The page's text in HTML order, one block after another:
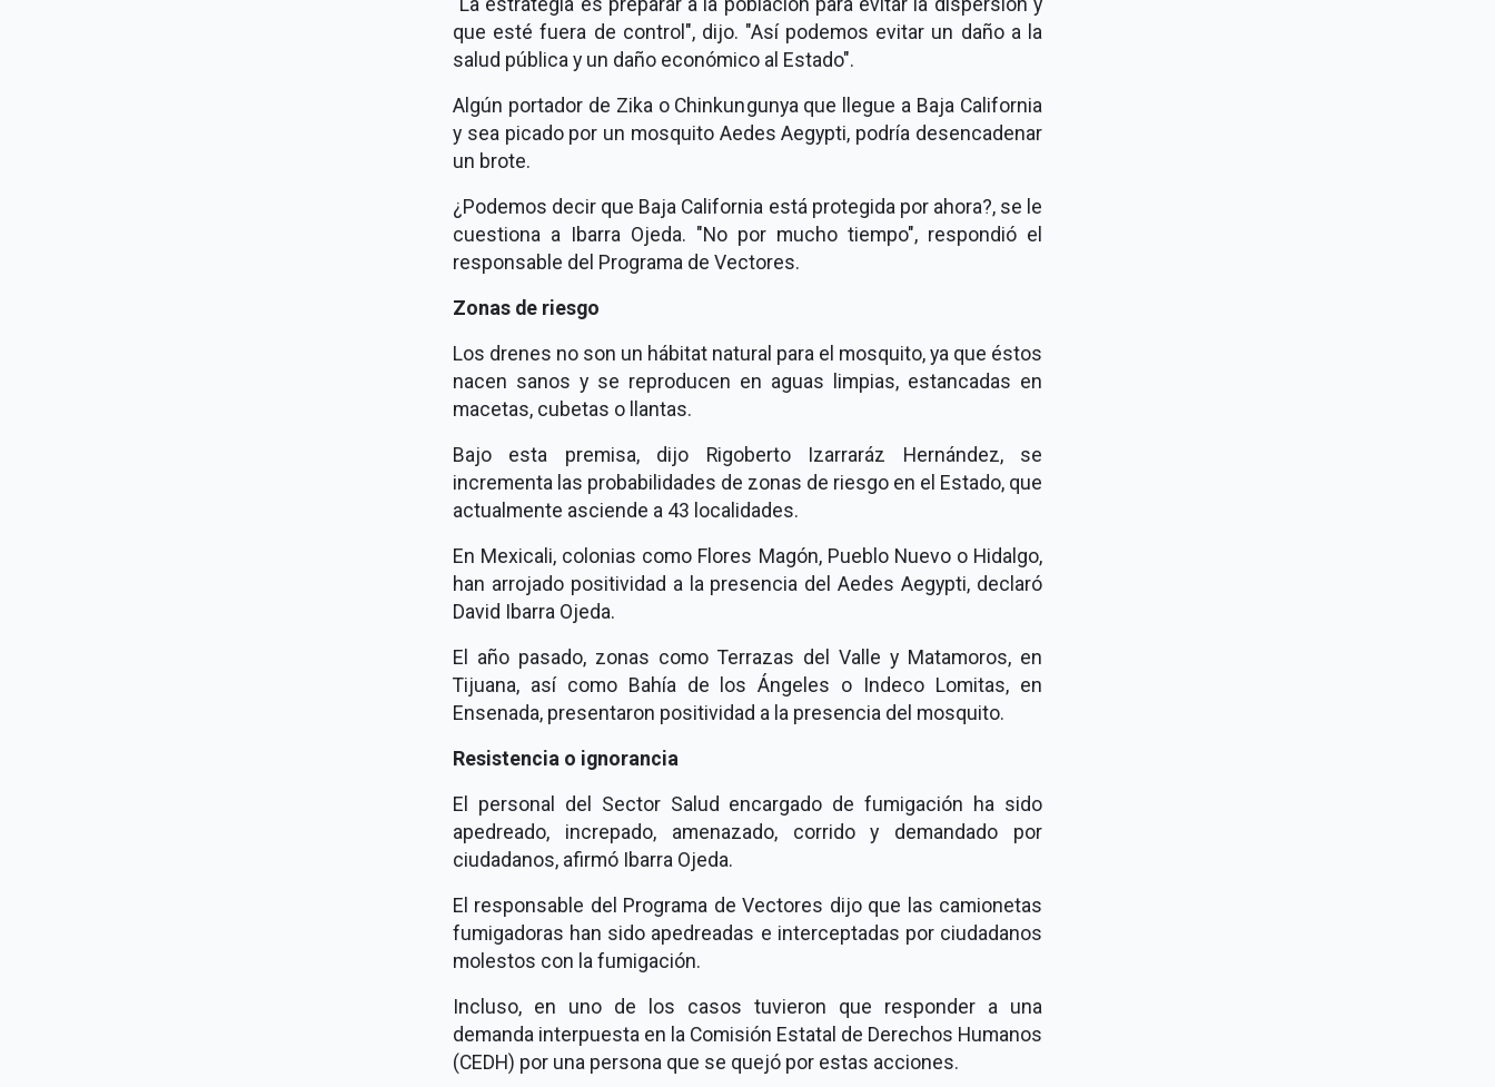
que esté fuera de control", dijo. "Así podemos evitar un daño a la
salud pública y un daño económico al Estado".
Algún portador de Zika o Chinkungunya que llegue a Baja California
y sea picado por un mosquito Aedes Aegypti, podría desencadenar
un brote.
¿Podemos decir que Baja California está protegida por ahora?, se le
cuestiona a Ibarra Ojeda. "No por mucho tiempo", respondió el
responsable del Programa de Vectores.
Zonas de riesgo
Los drenes no son un hábitat natural para el mosquito, ya que éstos
nacen sanos y se reproducen en aguas limpias, estancadas en
macetas, cubetas o llantas.
Bajo esta premisa, dijo Rigoberto Izarraráz Hernández, se
incrementa las probabilidades de zonas de riesgo en el Estado, que
actualmente asciende a 43 localidades.
En Mexicali, colonias como Flores Magón, Pueblo Nuevo o Hidalgo,
han arrojado positividad a la presencia del Aedes Aegypti, declaró
David Ibarra Ojeda.
El año pasado, zonas como Terrazas del Valle y Matamoros, en
Tijuana, así como Bahía de los Ángeles o Indeco Lomitas, en
Ensenada, presentaron positividad a la presencia del mosquito.
Resistencia o ignorancia
El personal del Sector Salud encargado de fumigación ha sido
apedreado, increpado, amenazado, corrido y demandado por
ciudadanos, afirmó Ibarra Ojeda.
El responsable del Programa de Vectores dijo que las camionetas
fumigadoras han sido apedreadas e interceptadas por ciudadanos
molestos con la fumigación.
Incluso, en uno de los casos tuvieron que responder a una
demanda interpuesta en la Comisión Estatal de Derechos Humanos
(CEDH) por una persona que se quejó por estas acciones.